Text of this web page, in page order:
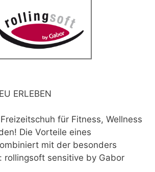
ERLEBEN
für Fitness, Wellness
Die Vorteile eines
mit der besonders
rollingsoft sensitive by Gabor